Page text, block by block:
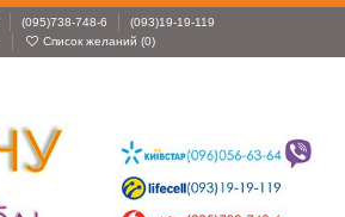
(095)738-748-6
(093)19-19-119
Список желаний (0)